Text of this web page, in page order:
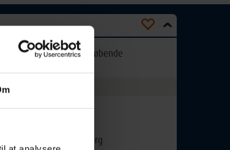
Optager løbende
30, 5620 Glamsbjerg